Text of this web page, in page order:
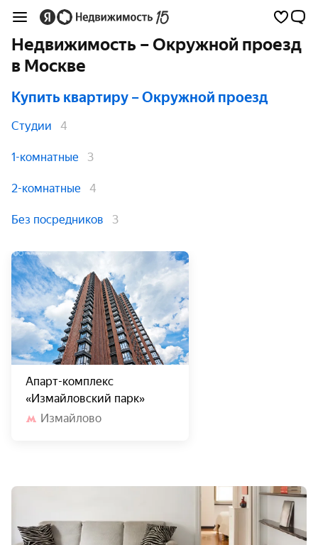
Недвижимость – Окружной проезд
в Москве
Купить квартиру – Окружной проезд
Студии 4
1-комнатные 3
2-комнатные 4
Без посредников 3
Апарт-комплекс
«Измайловский парк»
Измайлово